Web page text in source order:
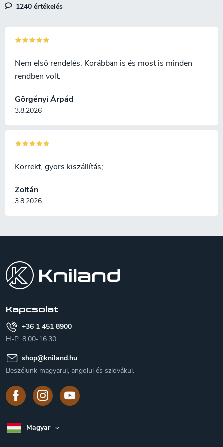
1240 értékelés
Görgényi Árpád
3.8.2026
Nem első rendelés. Korábban is és most is minden
rendben volt.
Zoltán
3.8.2026
Korrekt, gyors kiszállítás;
Kapcsolat
+36 1 451 8900
H-P: 8:00-16:30
shop@kniland.hu
Beszélünk magyarul, angolul és szlovákul.
Magyar